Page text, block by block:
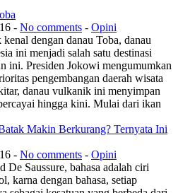
- No comments - Opini
dengan danau Toba, danau
ini menjadi salah satu destinasi
ini. Presiden Jokowi mengumumkan
pengembangan daerah wisata
danau vulkanik ini menyimpan
hingga kini. Mulai dari ikan
Makin Berkurang? Ternyata Ini
- No comments - Opini
De Saussure, bahasa adalah ciri
karna dengan bahasa, setiap